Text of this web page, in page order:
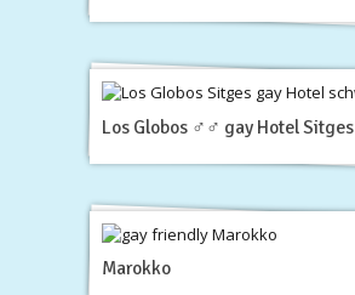
Los Globos ♂♂ gay Hotel Sitges
Marokko